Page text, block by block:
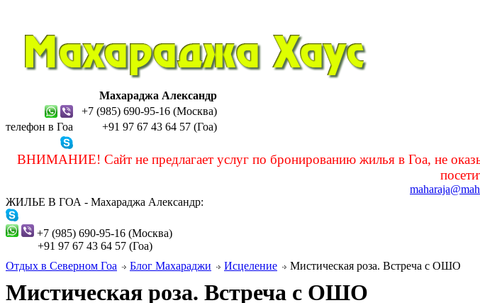
Махараджа Александр
+7 (985) 690-95-16 (Москва)
телефон в Гоа
+91 97 67 43 64 57 (Гоа)
ВНИМАНИЕ! Сайт не предлагает услуг по бронированию жилья в Гоа, не
ЖИЛЬЕ В ГОА - Махараджа Александр:
+7 (985) 690-95-16 (Москва)
+91 97 67 43 64 57 (Гоа)
Отдых в Северном Гоа
Блог Махараджи Исцеление Мистическая роза. Встреча с ОШО
Мистическая роза. Встреча с ОШО